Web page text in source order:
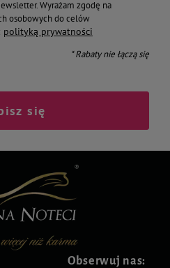
Wyrażam zgodę na
osobowych do celów
polityką prywatności
* Rabaty nie łączą się
się
Obserwuj nas: